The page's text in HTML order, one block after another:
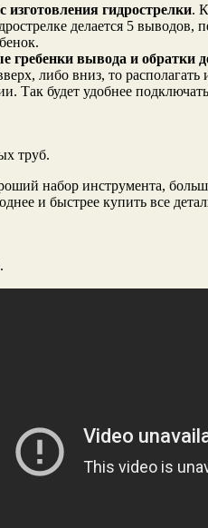
изготовления гидрострелки.
делается 5
гребенки вывода и обратки
либо вниз, то
Так будет удобнее
труб.
набор инструмента,
и быстрее купить все